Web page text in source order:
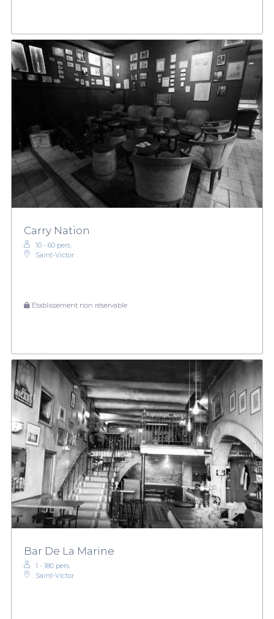
Carry Nation
10 - 60 pers.
Saint-Victor
Établissement non réservable
Bar De La Marine
1 - 180 pers.
Saint-Victor